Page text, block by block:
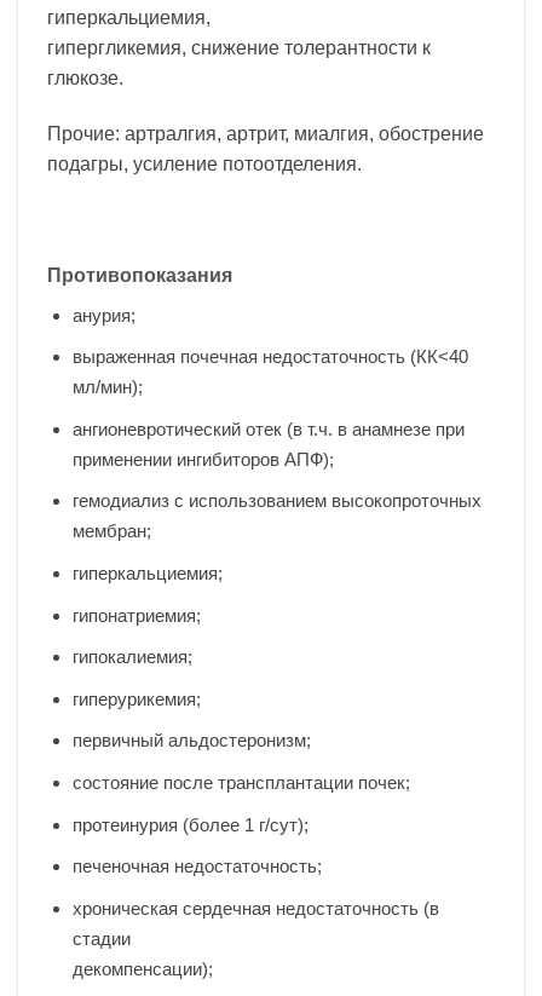
гиперкальциемия,
гипергликемия, снижение толерантности к
глюкозе.
Прочие: артралгия, артрит, миалгия, обострение
подагры, усиление потоотделения.
Противопоказания
анурия;
выраженная почечная недостаточность (КК<40
мл/мин);
ангионевротический отек (в т.ч. в анамнезе при
применении ингибиторов АПФ);
гемодиализ с использованием высокопроточных
мембран;
гиперкальциемия;
гипонатриемия;
гипокалиемия;
гиперурикемия;
первичный альдостеронизм;
состояние после трансплантации почек;
протеинурия (более 1 г/сут);
печеночная недостаточность;
хроническая сердечная недостаточность (в
стадии
декомпенсации);